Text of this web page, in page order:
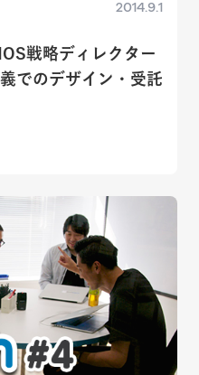
2014.9.1
戦略ディレクター
でのデザイン・受託